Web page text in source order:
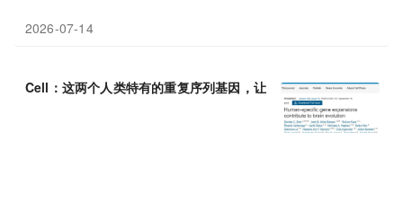
2026-07-14
Cell：这两个人类特有的重复序列基因，让人类大脑进化得更大更